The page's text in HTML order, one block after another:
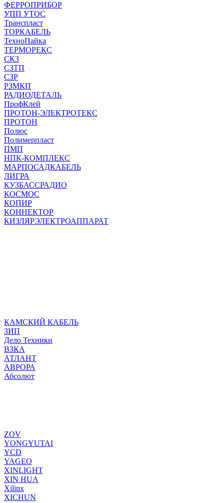
ФЕРРОПРИБОР
УПП УТОС
Транспласт
ТОРКАБЕЛЬ
ТехноПайка
ТЕРМОРЕКС
СКЗ
СЗТП
СЗР
РЗМКП
РАДИОДЕТАЛЬ
ПрофКлей
ПРОТОН-ЭЛЕКТРОТЕКС
ПРОТОН
Полюс
Полимерпласт
ПМП
НПК-КОМПЛЕКС
МАРПОСАДКАБЕЛЬ
ЛИГРА
КУЗБАССРАДИО
КОСМОС
КОПИР
КОННЕКТОР
КИЗЛЯРЭЛЕКТРОАППАРАТ
КАМСКИЙ КАБЕЛЬ
ЗИП
Дело Техники
ВЗКА
АТЛАНТ
АВРОРА
Абсолют
ZOV
YONGYUTAI
YCD
YAGEO
XINLIGHT
XIN HUA
Xilinx
XICHUN